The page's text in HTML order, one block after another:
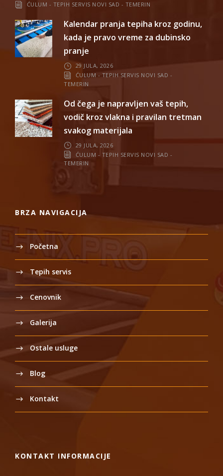
ĆULUM - TEPIH SERVIS NOVI SAD - TEMERIN
Kalendar pranja tepiha kroz godinu,
kada je pravo vreme za dubinsko
pranje
29 JULA, 2026
ĆULUM - TEPIH SERVIS NOVI SAD -
TEMERIN
Od čega je napravljen vaš tepih,
vodič kroz vlakna i pravilan tretman
svakog materijala
29 JULA, 2026
ĆULUM - TEPIH SERVIS NOVI SAD -
TEMERIN
BRZA NAVIGACIJA
Početna
Tepih servis
Cenovnik
Galerija
Ostale usluge
Blog
Kontakt
KONTAKT INFORMACIJE